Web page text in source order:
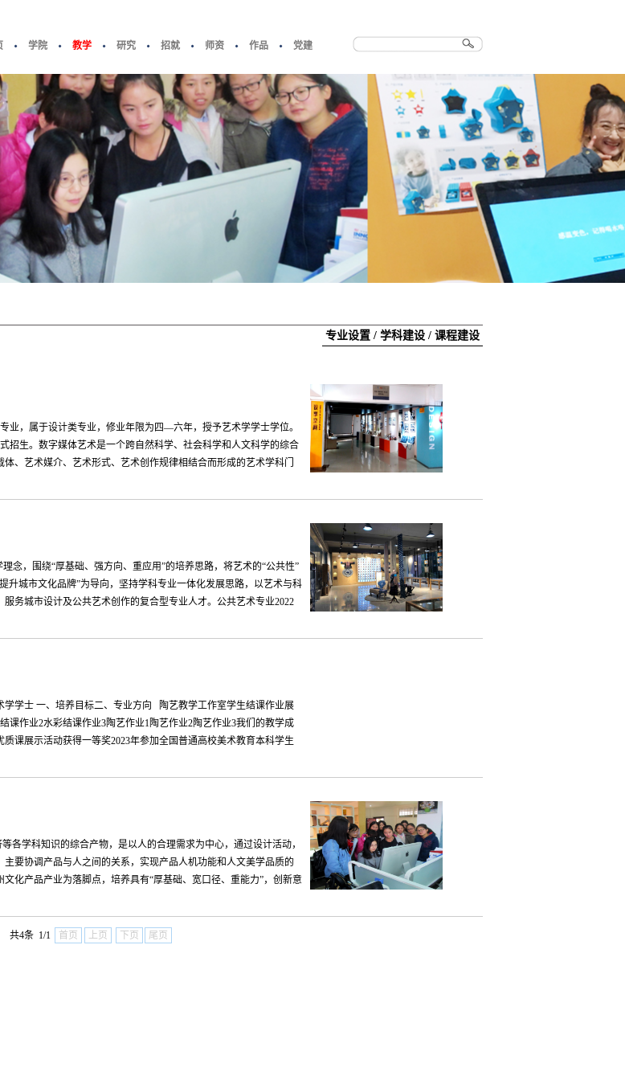
学院 教学 研究 招就 师资 作品 党建
专业设置 / 学科建设 / 课程建设
业，属于设计类专业，修业年限为四—六年，授予艺术学学士学位。
招生。数字媒体艺术是一个跨自然科学、社会科学和人文科学的综合
、艺术媒介、艺术形式、艺术创作规律相结合而形成的艺术学科门
念，围绕“厚基础、强方向、重应用”的培养思路，将艺术的“公共性”
升城市文化品牌”为导向，坚持学科专业一体化发展思路，以艺术与科
务城市设计及公共艺术创作的复合型专业人才。公共艺术专业2022
学士 一、培养目标二、专业方向 陶艺教学工作室学生结课作业展
课作业2水彩结课作业3陶艺作业1陶艺作业2陶艺作业3我们的教学成
课展示活动获得一等奖2023年参加全国普通高校美术教育本科学生
各学科知识的综合产物，是以人的合理需求为中心，通过设计活动，
要协调产品与人之间的关系，实现产品人机功能和人文美学品质的
化产品产业为落脚点，培养具有“厚基础、宽口径、重能力”，创新意
共4条 1/1 首页 上页 下页 尾页